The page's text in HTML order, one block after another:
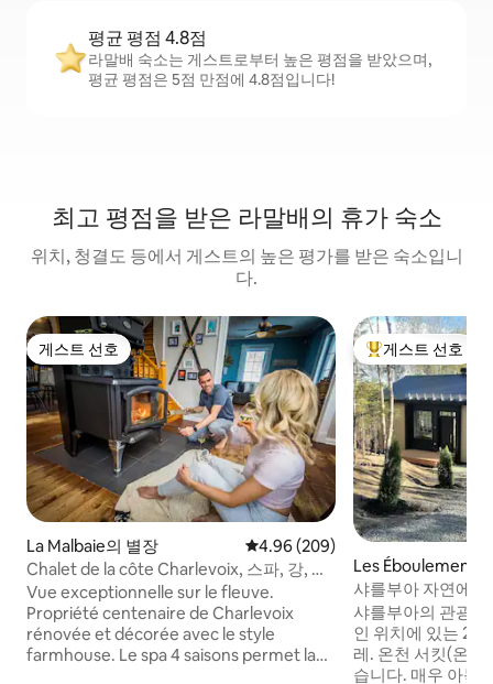
평균 평점 4.8점
라말배 숙소는 게스트로부터 높은 평점을 받았으며,
평균 평점은 5점 만점에 4.8점입니다!
최고 평점을 받은 라말배의 휴가 숙소
위치, 청결도 등에서 게스트의 높은 평가를 받은 숙소입니
다.
게스트 선호
게스트 선호
La Malbaie의 별장 평점 4.96점(5점 만점), 후기 209
4.96 (209)
Chalet de la côte Charlevoix, 스파, 강, 골
프
Vue exceptionnelle sur le fleuve.
Propriété centenaire de Charlevoix
rénovée et décorée avec le style
farmhouse. Le spa 4 saisons permet la
상위 게스트 선호
게스트 선호
Les Éboulements
주택
샤를부아 자연에
샤를부아의 관광
인 위치에 있는 2
레. 온천 서킷(온수
습니다. 매우 아늑